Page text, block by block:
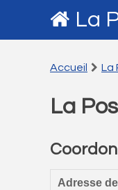
La
Accueil La
La
Adresse